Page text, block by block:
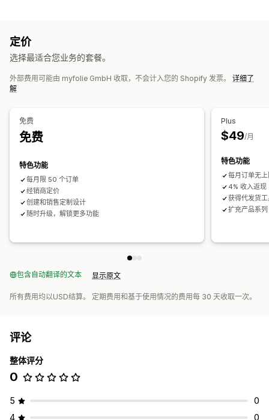
整件印花
运输选项
白标 定制运输 实时更新 订单跟踪
定价
选择最适合您业务的套餐。
外部费用可能由 myfolie GmbH 收取，不会计入您的 Shopify 发票。 详细了
解
免费
免费
特色功能
每月限 50 个订单
经销商定价
创建和销售定制设计
随时升级，解锁更多功能
Plus
$49/月
特色功能
每月订单无
4% 收入返现
获得代发货
扩充产品系列
包含自动翻译的文本 显示原文
所有费用均以USD结算。 定期费用和基于使用情况的费用每 30 天收取一次。
评论
整体评分
0
5
0
4
0